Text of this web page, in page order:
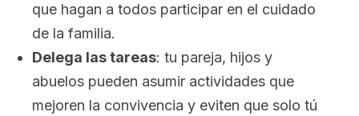
que hagan a todos participar en el cuidado
de la familia.
Delega las tareas: tu pareja, hijos y
abuelos pueden asumir actividades que
mejoren la convivencia y eviten que solo tú